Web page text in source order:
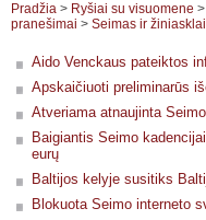
Pradžia > Ryšiai su visuomene >
pranešimai > Seimas ir
Aido Venckaus pateiktos
Apskaičiuoti preliminarūs
Atveriama atnaujinta
Baigiantis Seimo
eurų
Baltijos kelyje susitiks
Blokuota Seimo interneto